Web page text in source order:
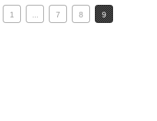
1 7 8 9